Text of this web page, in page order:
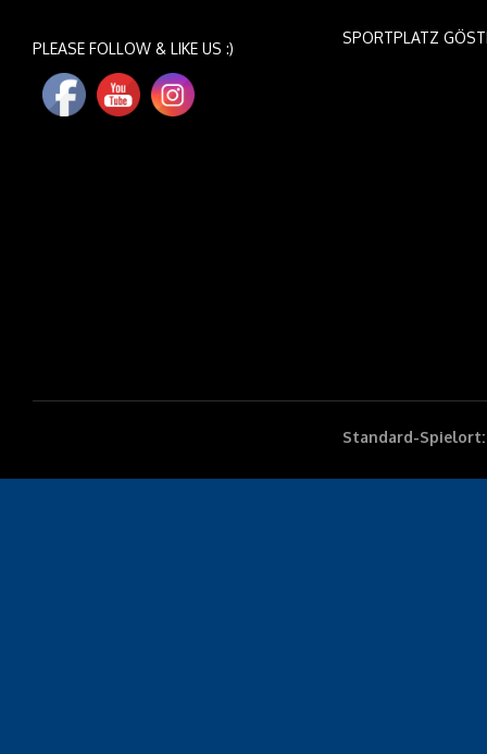
PLEASE FOLLOW & LIKE US :)
SPORTPLATZ
Standard-Spielort: